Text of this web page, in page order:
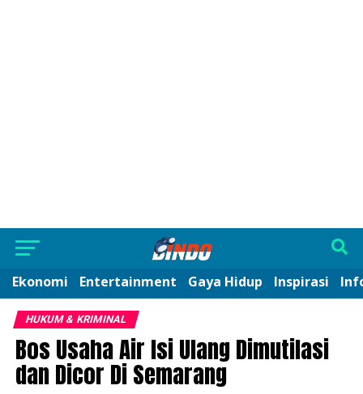
Ekonomi Entertainment Gaya Hidup Inspirasi
HUKUM & KRIMINAL
Bos Usaha Air Isi Ulang Dimutilasi
dan Dicor Di Semarang